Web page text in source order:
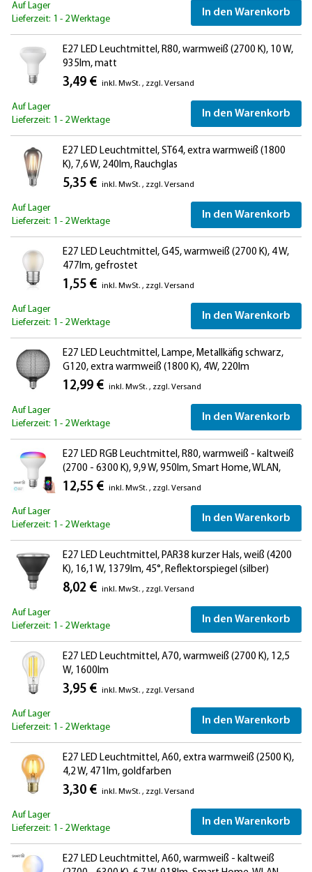
Auf Lager
Lieferzeit: 1 - 2 Werktage
In den Warenkorb
E27 LED Leuchtmittel, R80, warmweiß (2700 K), 10 W,
935lm, matt
3,49 € inkl. MwSt. , zzgl. Versand
Auf Lager
Lieferzeit: 1 - 2 Werktage
In den Warenkorb
E27 LED Leuchtmittel, ST64, extra warmweiß (1800
K), 7,6 W, 240lm, Rauchglas
5,35 € inkl. MwSt. , zzgl. Versand
Auf Lager
Lieferzeit: 1 - 2 Werktage
In den Warenkorb
E27 LED Leuchtmittel, G45, warmweiß (2700 K), 4 W,
477lm, gefrostet
1,55 € inkl. MwSt. , zzgl. Versand
Auf Lager
Lieferzeit: 1 - 2 Werktage
In den Warenkorb
E27 LED Leuchtmittel, Lampe, Metallkäfig schwarz,
G120, extra warmweiß (1800 K), 4W, 220lm
12,99 € inkl. MwSt. , zzgl. Versand
Auf Lager
Lieferzeit: 1 - 2 Werktage
In den Warenkorb
E27 LED RGB Leuchtmittel, R80, warmweiß - kaltweiß
(2700 - 6300 K), 9,9 W, 950lm, Smart Home, WLAN,
Alexa, matt
12,55 € inkl. MwSt. , zzgl. Versand
Auf Lager
Lieferzeit: 1 - 2 Werktage
In den Warenkorb
E27 LED Leuchtmittel, PAR38 kurzer Hals, weiß (4200
K), 16,1 W, 1379lm, 45°, Reflektorspiegel (silber)
8,02 € inkl. MwSt. , zzgl. Versand
Auf Lager
Lieferzeit: 1 - 2 Werktage
In den Warenkorb
E27 LED Leuchtmittel, A70, warmweiß (2700 K), 12,5
W, 1600lm
3,95 € inkl. MwSt. , zzgl. Versand
Auf Lager
Lieferzeit: 1 - 2 Werktage
In den Warenkorb
E27 LED Leuchtmittel, A60, extra warmweiß (2500 K),
4,2 W, 471lm, goldfarben
3,30 € inkl. MwSt. , zzgl. Versand
Auf Lager
Lieferzeit: 1 - 2 Werktage
In den Warenkorb
E27 LED Leuchtmittel, A60, warmweiß - kaltweiß